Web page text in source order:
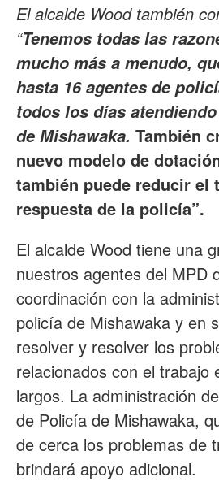
El alcalde Wood también
“Tenemos todas las
mucho más a menudo,
hasta 16 agentes de
todos los días
de Mishawaka. También
nuevo modelo de
también puede reducir el
respuesta de la policía”.
El alcalde Wood tiene una
nuestros agentes del MPD
coordinación con la
policía de Mishawaka y en
resolver y resolver los
relacionados con el trabajo
largos. La administración
de Policía de Mishawaka,
de cerca los problemas de
brindará apoyo adicional.